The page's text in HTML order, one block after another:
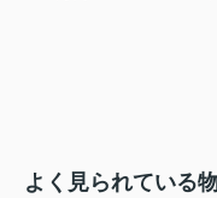
よく見られている